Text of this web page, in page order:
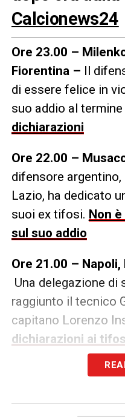
Calcionews24
Ore 23.00 –
Fiorentina – Il
di essere felice in
suo addio al
dichiarazioni
Ore 22.00 –
difensore
Lazio, ha dedicato
suoi ex tifosi. Non
sul suo addio
Ore 21.00 –
Una delegazione
raggiunto il tecnico
capitano Lorenzo
dichiarazioni ai